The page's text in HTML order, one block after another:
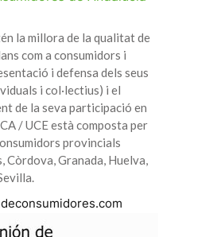
la millora de la qualitat de
com a consumidors i
i defensa dels seus
i col·lectius) i el
de la seva participació en
/ UCE està composta per
provincials
Còrdova, Granada, Huelva,